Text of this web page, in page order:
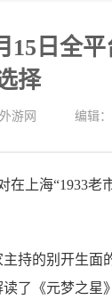
日全
择
游网 编辑
上海“1933
持的别开生面
了《元梦之星